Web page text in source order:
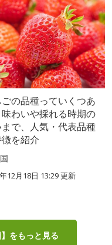
の品種っていくつあ
味わいや採れる時期の
で、人気・代表品種
を紹介
12月18日 13:29 更新
をもっと見る